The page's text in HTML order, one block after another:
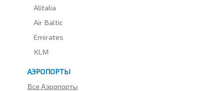
Alitalia
Air Baltic
Emirates
KLM
АЭРОПОРТЫ
Все Аэропорты